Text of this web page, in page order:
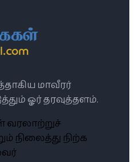
மாவீரர்
ஓர் தரவுத்தளம்.
வரலாற்றுச்
நிலைத்து நிற்க